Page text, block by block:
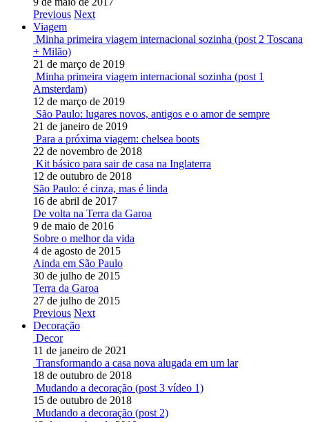
Previous Next
Viagem
Minha primeira viagem internacional sozinha (post 2 Toscana
+ Milão)
21 de março de 2019
Minha primeira viagem internacional sozinha (post 1
Amsterdam)
12 de março de 2019
São Paulo: lugares novos, antigos e o amor de sempre
21 de janeiro de 2019
Para a próxima viagem: chelsea boots
22 de novembro de 2018
Kit básico para sair de casa na Inglaterra
12 de outubro de 2018
São Paulo: é cinza, mas é linda
16 de abril de 2017
De volta na Terra da Garoa
9 de maio de 2016
Sobre o melhor da vida
4 de agosto de 2015
Ainda em São Paulo
30 de julho de 2015
Terra da Garoa
27 de julho de 2015
Previous Next
Decoração
Decor
11 de janeiro de 2021
Transformando a casa nova alugada em um lar
18 de outubro de 2018
Mudando a decoração (post 3 vídeo 1)
15 de outubro de 2018
Mudando a decoração (post 2)